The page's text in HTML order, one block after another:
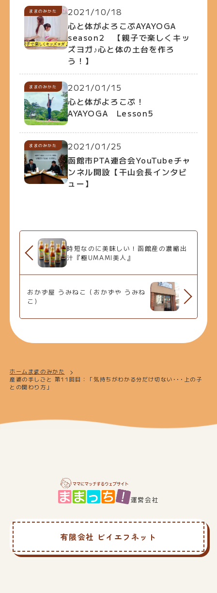
ままのみかた
2021/10/18
心と体がよろこぶAYAYOGA
season2 【親子で楽しくキッ
ズヨガ♪心と体の土台を作ろ
う！】
ままのみかた
2021/01/15
心と体がよろこぶ！
AYAYOGA Lesson5
ままのみかた
2021/01/25
函館市PTA連合会YouTubeチャ
ンネル開設【干山会長インタビ
ュー】
時短なのに美味しい！函館産の濃縮出
汁『極UMAMI美人』
おかず屋 うみねこ（おかずや うみね
こ)
ホーム ままのみかた
産婆の手しごと 第11回目：「気持ちがわかる分だけ切ない･･･上の子
との関わり方」
運営会社
有限会社 ビイエフネット